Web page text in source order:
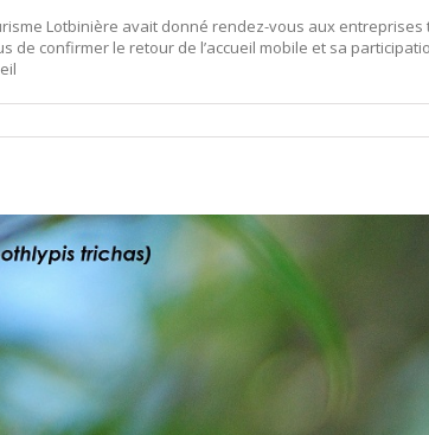
Lotbinière avait donné rendez-vous aux
de confirmer le retour de l’accueil mobile et sa